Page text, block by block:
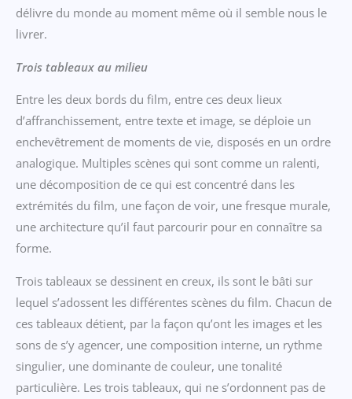
délivre du monde au moment même où il semble nous le
livrer.
Trois tableaux au milieu
Entre les deux bords du film, entre ces deux lieux
d’affranchissement, entre texte et image, se déploie un
enchevêtrement de moments de vie, disposés en un ordre
analogique. Multiples scènes qui sont comme un ralenti,
une décomposition de ce qui est concentré dans les
extrémités du film, une façon de voir, une fresque murale,
une architecture qu’il faut parcourir pour en connaître sa
forme.
Trois tableaux se dessinent en creux, ils sont le bâti sur
lequel s’adossent les différentes scènes du film. Chacun de
ces tableaux détient, par la façon qu’ont les images et les
sons de s’y agencer, une composition interne, un rythme
singulier, une dominante de couleur, une tonalité
particulière. Les trois tableaux, qui ne s’ordonnent pas de